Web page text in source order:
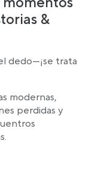
&
dedo—¡se trata
modernas,
perdidas y